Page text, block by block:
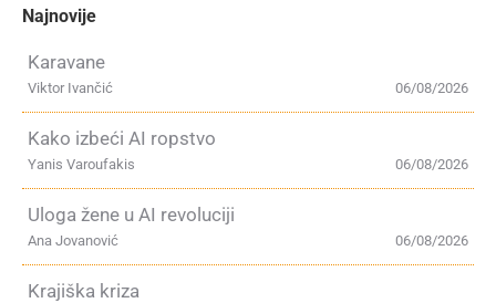
Najnovije
Karavane
06/08/2026
Viktor Ivančić
Kako izbeći AI ropstvo
06/08/2026
Yanis Varoufakis
Uloga žene u AI revoluciji
06/08/2026
Ana Jovanović
Krajiška kriza